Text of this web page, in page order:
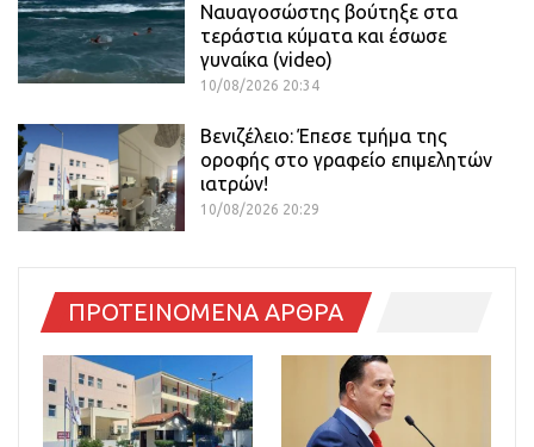
Ναυαγοσώστης βούτηξε στα
τεράστια κύματα και έσωσε
γυναίκα (video)
10/08/2026 20:34
Βενιζέλειο: Έπεσε τμήμα της
οροφής στο γραφείο επιμελητών
ιατρών!
10/08/2026 20:29
ΠΡΟΤΕΙΝΟΜΕΝΑ ΑΡΘΡΑ